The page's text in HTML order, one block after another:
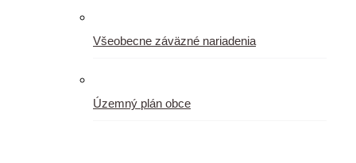
Všeobecne záväzné nariadenia
Územný plán obce